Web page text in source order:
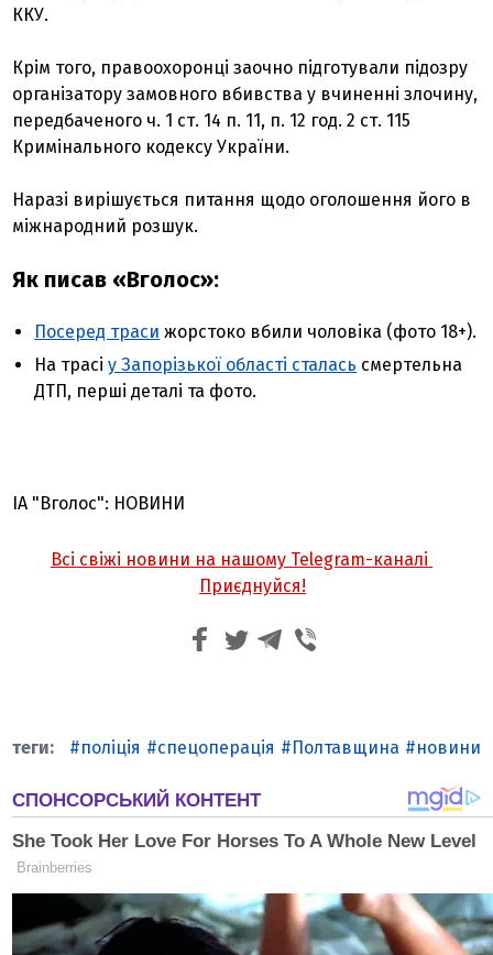
ККУ.
Крім того, правоохоронці заочно підготували підозру
організатору замовного вбивства у вчиненні злочину,
передбаченого ч. 1 ст. 14 п. 11, п. 12 год. 2 ст. 115
Кримінального кодексу України.
Наразі вирішується питання щодо оголошення його в
міжнародний розшук.
Як писав «Вголос»:
Посеред траси жорстоко вбили чоловіка (фото 18+).
На трасіу Запорізької області сталась смертельна
ДТП, перші деталі та фото.
ІА "Вголос": НОВИНИ
Всі свіжі новини на нашому Telegram-каналі
Приєднуйся!
поліція спецоперація Полтавщина новини